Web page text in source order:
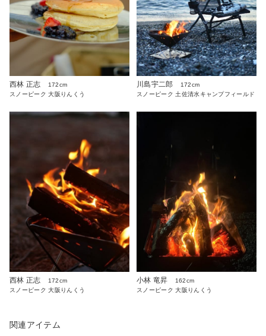
西林 正志
172cm
スノーピーク 大阪りんくう
川島宇二郎
172cm
スノーピーク 土佐清水キャンプフィールド
西林 正志
172cm
スノーピーク 大阪りんくう
小林 竜昇
162cm
スノーピーク 大阪りんくう
関連アイテム